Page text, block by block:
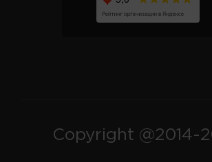
Copyright @2014-